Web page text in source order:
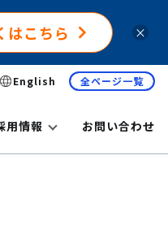
はこちら ×
English 全ページ一覧
用情報 お問い合わせ